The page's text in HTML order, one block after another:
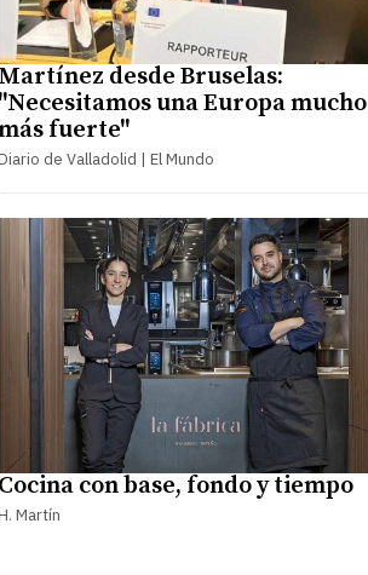
Martínez desde Bruselas:
"Necesitamos una Europa mucho
fuerte"
de Valladolid | El Mundo
Cocina con base, fondo y tiempo
Martín